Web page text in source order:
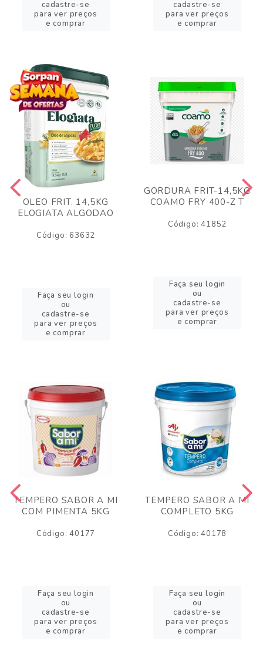
cadastre-se
para ver preços
e comprar
cadastre-se
para ver preços
e comprar
OLEO FRIT. 14,5KG
ELOGIATA ALGODAO
Código: 63632
Faça seu login
ou
cadastre-se
para ver preços
e comprar
GORDURA FRIT-14,5KG
COAMO FRY 400-Z T
Código: 41852
Faça seu login
ou
cadastre-se
para ver preços
e comprar
TEMPERO SABOR A MI
COM PIMENTA 5KG
Código: 40177
Faça seu login
ou
cadastre-se
para ver preços
e comprar
TEMPERO SABOR A MI
COMPLETO 5KG
Código: 40178
Faça seu login
ou
cadastre-se
para ver preços
e comprar